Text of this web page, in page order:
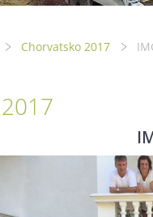
Chorvatsko 2017